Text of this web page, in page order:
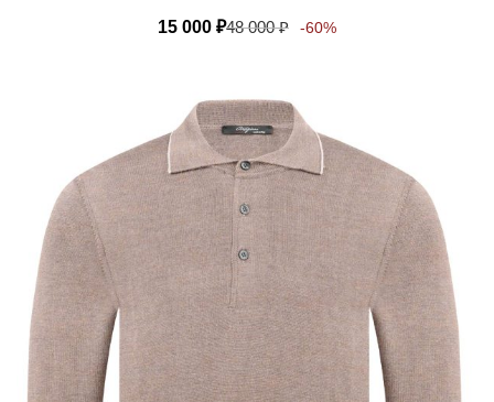
15 000 ₽48 000₽ -60%